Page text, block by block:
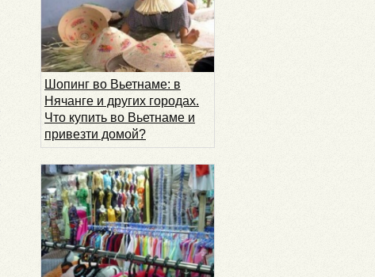
Шопинг во Вьетнаме: в
Нячанге и других городах.
Что купить во Вьетнаме и
привезти домой?